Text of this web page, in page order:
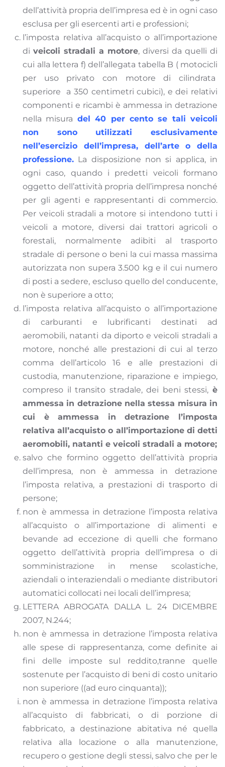
dell’attività propria dell’impresa ed è in ogni caso
esclusa per gli esercenti arti e professioni;
l’imposta relativa all’acquisto o all’importazione
di veicoli stradali a motore, diversi da quelli di
cui alla lettera f) dell’allegata tabella B ( motocicli
per uso privato con motore di cilindrata
superiore a 350 centimetri cubici), e dei relativi
componenti e ricambi è ammessa in detrazione
nella misura del 40 per cento se tali veicoli
non sono utilizzati esclusivamente
nell’esercizio dell’impresa, dell’arte o della
professione. La disposizione non si applica, in
ogni caso, quando i predetti veicoli formano
oggetto dell’attività propria dell’impresa nonché
per gli agenti e rappresentanti di commercio.
Per veicoli stradali a motore si intendono tutti i
veicoli a motore, diversi dai trattori agricoli o
forestali, normalmente adibiti al trasporto
stradale di persone o beni la cui massa massima
autorizzata non supera 3.500 kg e il cui numero
di posti a sedere, escluso quello del conducente,
non è superiore a otto;
l’imposta relativa all’acquisto o all’importazione
di carburanti e lubrificanti destinati ad
aeromobili, natanti da diporto e veicoli stradali a
motore, nonché alle prestazioni di cui al terzo
comma dell’articolo 16 e alle prestazioni di
custodia, manutenzione, riparazione e impiego,
compreso il transito stradale, dei beni stessi, è
ammessa in detrazione nella stessa misura in
cui è ammessa in detrazione l’imposta
relativa all’acquisto o all’importazione di detti
aeromobili, natanti e veicoli stradali a motore;
salvo che formino oggetto dell’attività propria
dell’impresa, non è ammessa in detrazione
l’imposta relativa, a prestazioni di trasporto di
persone;
non è ammessa in detrazione l’imposta relativa
all’acquisto o all’importazione di alimenti e
bevande ad eccezione di quelli che formano
oggetto dell’attività propria dell’impresa o di
somministrazione in mense scolastiche,
aziendali o interaziendali o mediante distributori
automatici collocati nei locali dell’impresa;
LETTERA ABROGATA DALLA L. 24 DICEMBRE
2007, N.244;
non è ammessa in detrazione l’imposta relativa
alle spese di rappresentanza, come definite ai
fini delle imposte sul reddito,tranne quelle
sostenute per l’acquisto di beni di costo unitario
non superiore ((ad euro cinquanta));
non è ammessa in detrazione l’imposta relativa
all’acquisto di fabbricati, o di porzione di
fabbricato, a destinazione abitativa né quella
relativa alla locazione o alla manutenzione,
recupero o gestione degli stessi, salvo che per le